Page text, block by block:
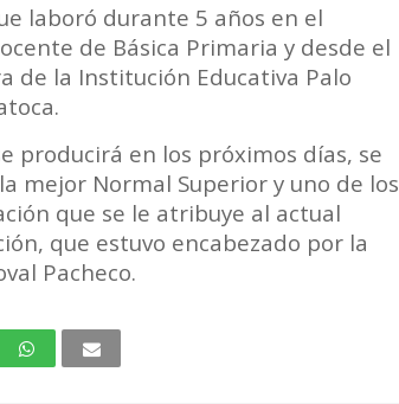
laboró durante 5 años en el
de Básica Primaria y desde el
de la Institución Educativa Palo
producirá en los próximos días, se
mejor Normal Superior y uno de los
que se le atribuye al actual
que estuvo encabezado por la
Pacheco.